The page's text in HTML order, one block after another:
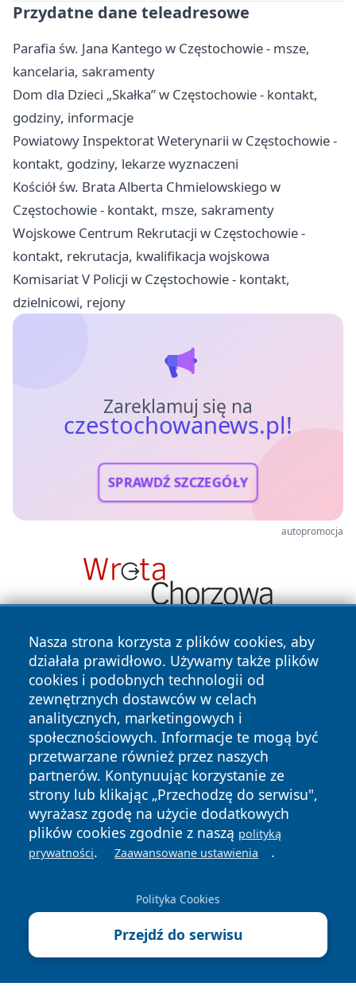
Przydatne dane teleadresowe
Parafia św. Jana Kantego w Częstochowie - msze,
kancelaria, sakramenty
Dom dla Dzieci „Skałka” w Częstochowie - kontakt,
godziny, informacje
Powiatowy Inspektorat Weterynarii w Częstochowie -
kontakt, godziny, lekarze wyznaczeni
Kościół św. Brata Alberta Chmielowskiego w
Częstochowie - kontakt, msze, sakramenty
Wojskowe Centrum Rekrutacji w Częstochowie -
kontakt, rekrutacja, kwalifikacja wojskowa
Komisariat V Policji w Częstochowie - kontakt,
dzielnicowi, rejony
Zareklamuj się na
czestochowanews.pl!
SPRAWDŹ SZCZEGÓŁY
autopromocja
Nasza strona korzysta z plików cookies, aby
działała prawidłowo. Używamy także plików
cookies i podobnych technologii od
zewnętrznych dostawców w celach
analitycznych, marketingowych i
społecznościowych. Informacje te mogą być
przetwarzane również przez naszych
partnerów. Kontynuując korzystanie ze
strony lub klikając „Przechodzę do serwisu",
wyrażasz zgodę na użycie dodatkowych
plików cookies zgodnie z naszą polityką
prywatności. Zaawansowane ustawienia .
Polityka Cookies
Przejdź do serwisu
Copyright © 2026 czestochowanews.pl Wszystkie prawa
zastrzeżone.
News Autorzy
Polityka
Prywatności
Polityka
Cookies
cześć